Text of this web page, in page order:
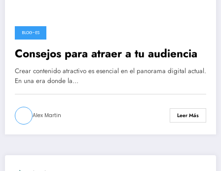
BLOG-ES
Consejos para atraer a tu audiencia
Crear contenido atractivo es esencial en el panorama digital actual.
En una era donde la…
Alex Martin Leer Más